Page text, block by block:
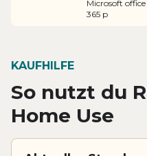
Microsoft office
365 p
KAUFHILFE
So nutzt du
Home Use